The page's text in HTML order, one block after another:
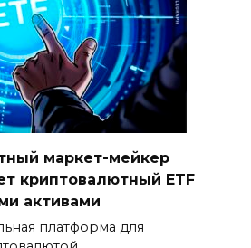
маркет-мейкер
криптовалютный ETF
активами
платформа для